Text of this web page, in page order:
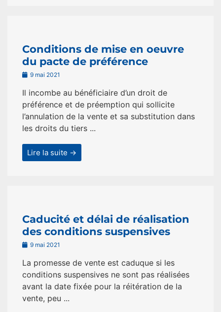
Conditions de mise en oeuvre
du pacte de préférence
9 mai 2021
Il incombe au bénéficiaire d’un droit de
préférence et de préemption qui sollicite
l’annulation de la vente et sa substitution dans
les droits du tiers ...
Lire la suite →
Caducité et délai de réalisation
des conditions suspensives
9 mai 2021
La promesse de vente est caduque si les
conditions suspensives ne sont pas réalisées
avant la date fixée pour la réitération de la
vente, peu ...